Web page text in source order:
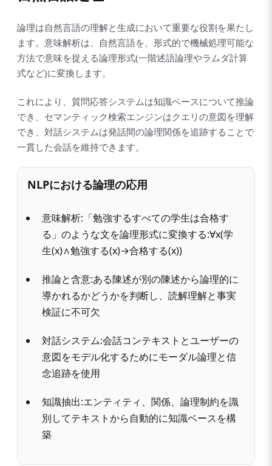
論理は自然言語の理解と生成において重要な役割を果たし
ます。意味解析は、自然言語を、形式的で機械処理可能な
方法で意味を捉える論理形式(一階述語論理やラムダ計算
式など)に変換します。
これにより、質問応答システムは知識ベースについて推論
でき、セマンティック検索エンジンはクエリの意図を理解
でき、対話システムは発話間の論理関係を追跡することで
一貫した会話を維持できます。
NLPにおける論理の応用
意味解析:「勉強するすべての学生は合格す
る」のような文を論理形式に変換する:∀x(学
生(x)∧勉強する(x)→合格する(x))
推論と含意:ある陳述が別の陳述から論理的に
導かれるかどうかを判断し、読解理解と事実
検証に不可欠
対話システム:会話コンテキストとユーザーの
意図をモデル化するためにモーダル論理と信
念追跡を使用
知識抽出:エンティティ、関係、論理制約を識
別してテキストから自動的に知識ベースを構
築